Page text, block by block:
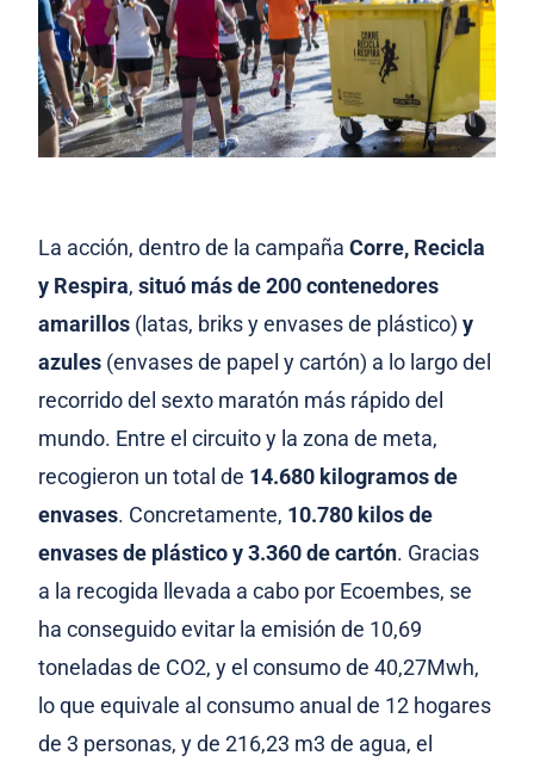
La acción, dentro de la campañaCorre, Recicla
y Respira,situó más de 200 contenedores
amarillos (latas, briks y envases de plástico)y
azules (envases de papel y cartón) a lo largo del
recorrido del sexto maratón más rápido del
mundo. Entre el circuito y la zona de meta,
recogieron un total de 14.680 kilogramos de
envases. Concretamente, 10.780 kilos de
envases de plástico y 3.360 de cartón. Gracias
a la recogida llevada a cabo por Ecoembes, se
ha conseguido evitar la emisión de 10,69
toneladas de CO2, y el consumo de 40,27Mwh,
lo que equivale al consumo anual de 12 hogares
de 3 personas, y de 216,23 m3 de agua, el